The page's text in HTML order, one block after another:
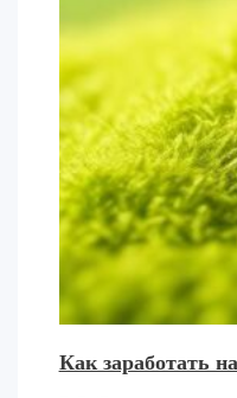
Как заработать